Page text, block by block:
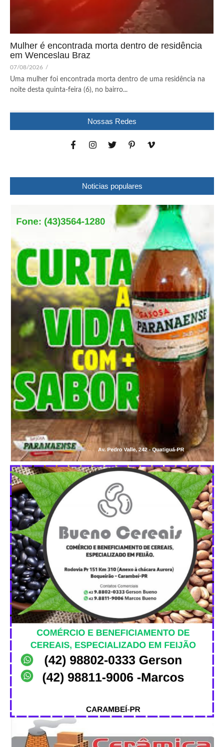
Mulher é encontrada morta dentro de residência
em Wenceslau Braz
07/08/2026 /
Uma mulher foi encontrada morta dentro de uma residência na
noite desta quinta-feira (6), no bairro...
Nossas Redes
Noticias populares